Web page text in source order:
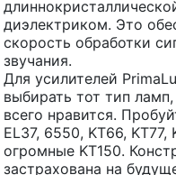
диэлектриком. Это
скорость обработки
звучания.
Для усилителей
выбирать тот тип
всего нравится.
EL37, 6550, KT66,
огромные KT150.
застрахована на